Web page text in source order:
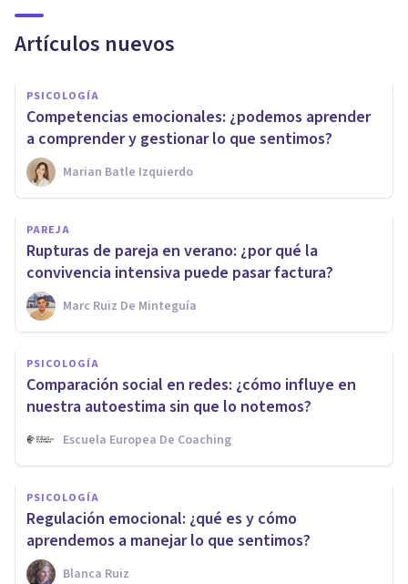
Artículos nuevos
PSICOLOGÍA
Competencias emocionales: ¿podemos aprender
a comprender y gestionar lo que sentimos?
Marian Batle Izquierdo
PAREJA
Rupturas de pareja en verano: ¿por qué la
convivencia intensiva puede pasar factura?
Marc Ruiz De Minteguía
PSICOLOGÍA
Comparación social en redes: ¿cómo influye en
nuestra autoestima sin que lo notemos?
Escuela Europea De Coaching
PSICOLOGÍA
Regulación emocional: ¿qué es y cómo
aprendemos a manejar lo que sentimos?
Blanca Ruiz